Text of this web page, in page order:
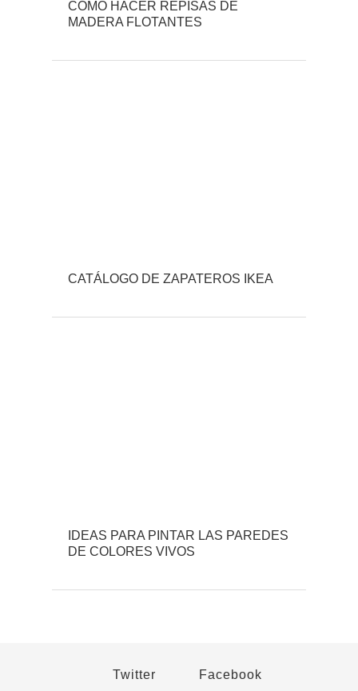
CÓMO HACER REPISAS DE
MADERA FLOTANTES
CATÁLOGO DE ZAPATEROS IKEA
IDEAS PARA PINTAR LAS PAREDES
DE COLORES VIVOS
Twitter Facebook